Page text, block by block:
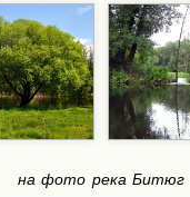
на фото река Битюг